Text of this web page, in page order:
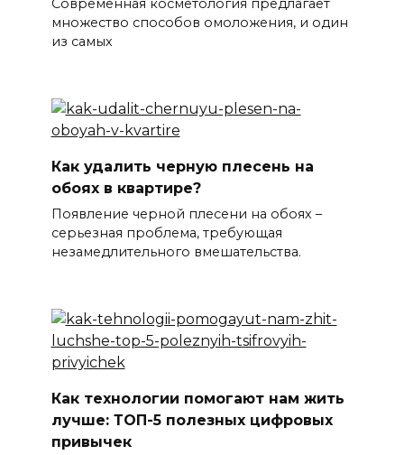
Современная косметология предлагает
множество способов омоложения, и один
из самых
Как удалить черную плесень на
обоях в квартире?
Появление черной плесени на обоях –
серьезная проблема, требующая
незамедлительного вмешательства.
Как технологии помогают нам жить
лучше: ТОП-5 полезных цифровых
привычек